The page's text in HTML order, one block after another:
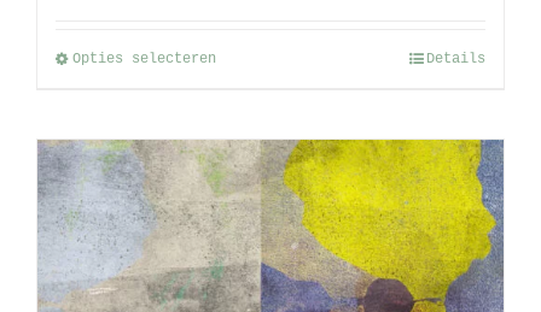
Opties selecteren
meerdere
variaties.
Deze
optie
kan
Details